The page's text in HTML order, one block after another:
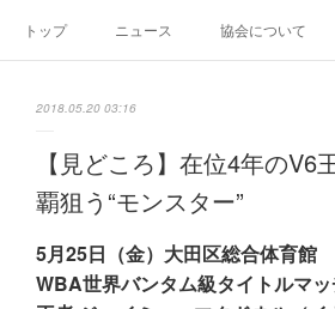
トップ ニュース 協会について
2018.05.20 03:16
【見どころ】在位4年のV6
覇狙う“モンスター”
5月25日（金）大田区総合体育館
WBA世界バンタム級タイトルマ